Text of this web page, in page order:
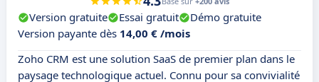
Version gratuite Essai gratuit
Démo gratuite
Version payante dès 14,00 € /mois
Zoho CRM est une solution SaaS de premier plan dans le
paysage technologique actuel. Connu pour sa convivialité